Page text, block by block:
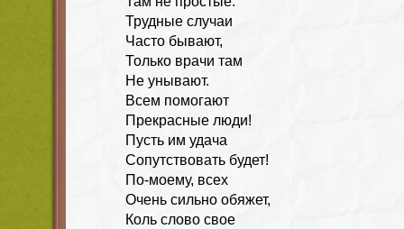
Трудные случаи
Часто бывают,
Только врачи там
Не унывают.
Всем помогают
Прекрасные люди!
Пусть им удача
Сопутствовать будет!
По-моему, всех
Очень сильно обяжет,
Коль слово свое